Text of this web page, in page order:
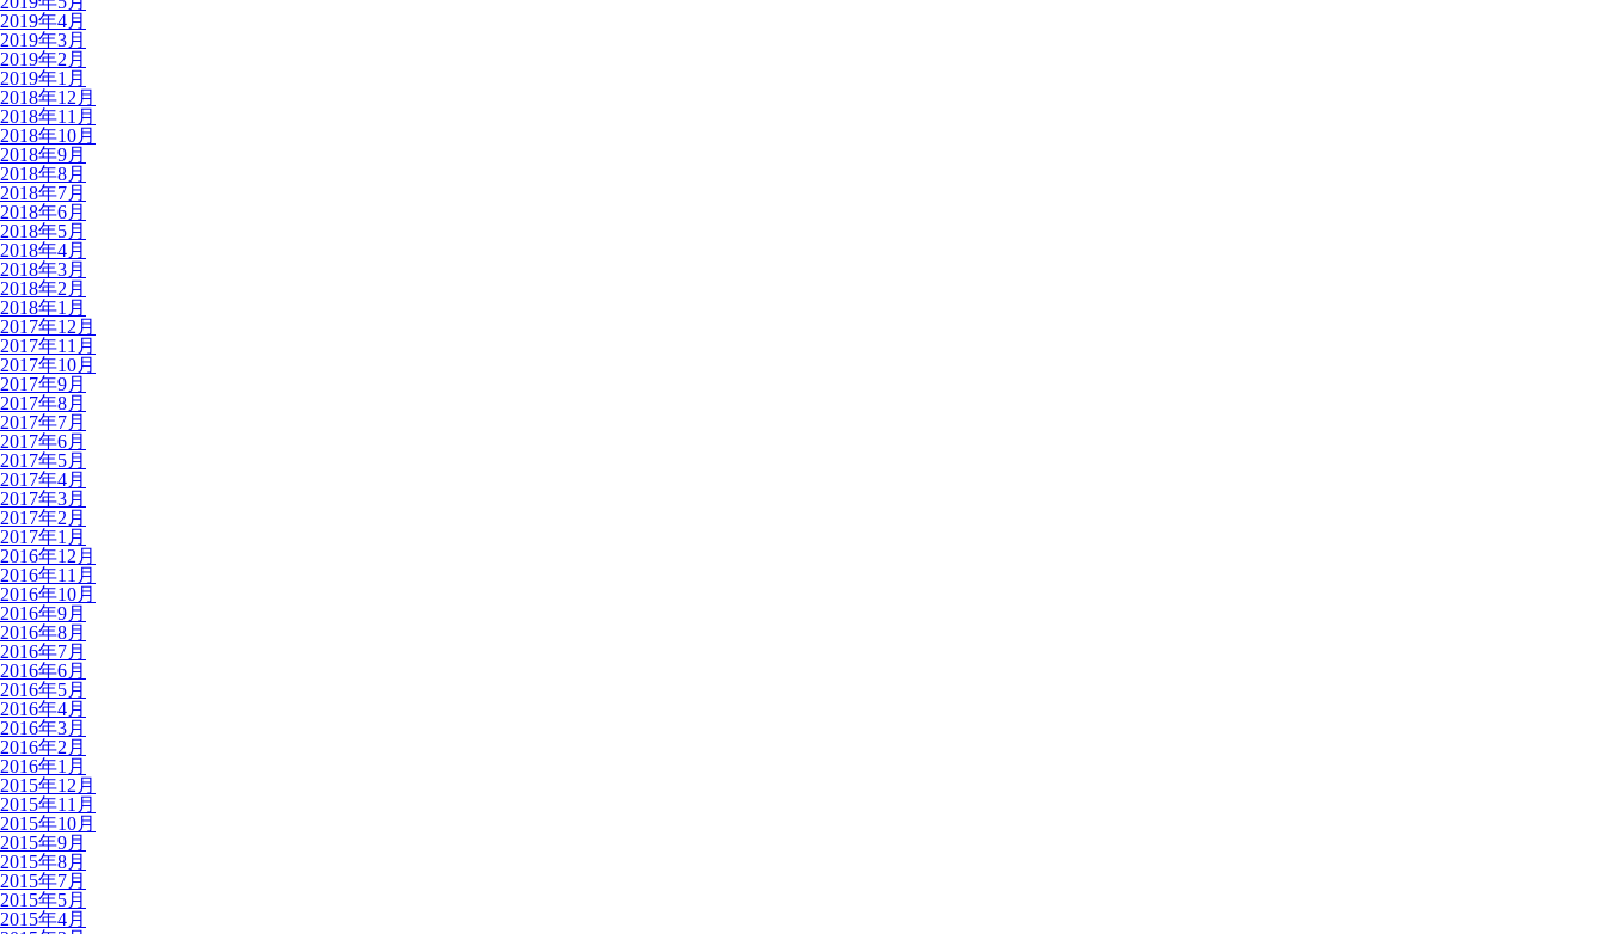
2019年4月
2019年3月
2019年2月
2019年1月
2018年12月
2018年11月
2018年10月
2018年9月
2018年8月
2018年7月
2018年6月
2018年5月
2018年4月
2018年3月
2018年2月
2018年1月
2017年12月
2017年11月
2017年10月
2017年9月
2017年8月
2017年7月
2017年6月
2017年5月
2017年4月
2017年3月
2017年2月
2017年1月
2016年12月
2016年11月
2016年10月
2016年9月
2016年8月
2016年7月
2016年6月
2016年5月
2016年4月
2016年3月
2016年2月
2016年1月
2015年12月
2015年11月
2015年10月
2015年9月
2015年8月
2015年7月
2015年5月
2015年4月